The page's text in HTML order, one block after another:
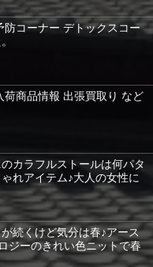
防コーナー デトックスコー
荷商品情報 出張買取り など
のカラフルストールは何パタ
れアイテム♪大人の女性に
続くけど気分は春♪アース
ジーのきれい色ニットで春